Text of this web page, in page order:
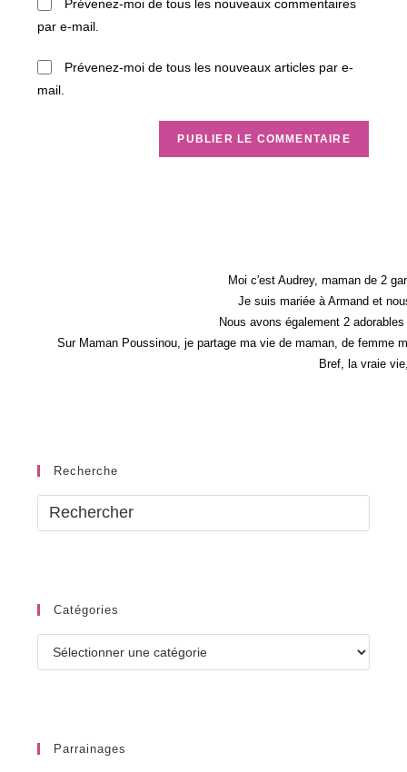
comment
(facultatif)
Prévenez-moi de tous les nouveaux commentaires
par e-mail.
Prévenez-moi de tous les nouveaux articles par e-
mail.
Moi c'est Audrey, maman de 2
Je suis mariée à Armand et
Nous avons également 2
Sur Maman Poussinou, je partage ma vie de maman, de femme
Bref, la vraie
Recherche
Catégories
Parrainages